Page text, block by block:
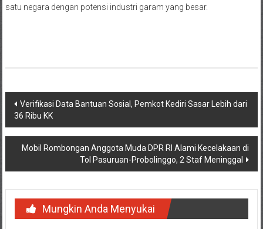
satu negara dengan potensi industri garam yang besar.
Navigasi
pos
Verifikasi Data Bantuan Sosial, Pemkot Kediri Sasar Lebih dari
36 Ribu KK
Mobil Rombongan Anggota Muda DPR RI Alami Kecelakaan di
Tol Pasuruan-Probolinggo, 2 Staf Meninggal
Mungkin Anda Menyukai